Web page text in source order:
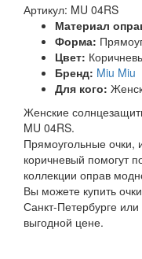
Артикул: MU 04RS
Материал
Форма:
Цвет:
Бренд: Miu Miu
Для кого:
Женские
MU 04RS.
Прямоугольные очки,
коричневый помогут
коллекции оправ
Вы можете купить
Санкт-Петербурге
выгодной цене.